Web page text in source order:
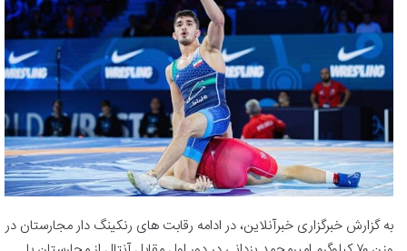
به گزارش خبرگزاری خبرآنلاین، در ادامه رقابت های رنکینگ دار مجارستان در